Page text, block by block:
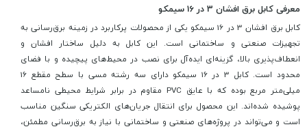
معرفی کابل برق افشان 3 در 16 سیمکو
کابل برق افشان 3 در 16 سیمکو یکی از محصولات پرکاربرد در زمینه برق‌رسانی به
تجهیزات صنعتی و ساختمانی است. این کابل به دلیل ساختار افشان و
انعطاف‌پذیری بالا، گزینه‌ای ایده‌آل برای نصب در محیط‌های پیچیده و با فضای
محدود است. کابل 3 در 16 سیمکو دارای سه رشته مسی با سطح مقطع 16
میلی‌متر مربع بوده که با عایق PVC مقاوم در برابر شرایط محیطی نامساعد
پوشیده شده‌اند. این محصول برای انتقال جریان‌های الکتریکی سنگین مناسب
است و می‌تواند در پروژه‌های صنعتی و ساختمانی با نیاز به برق‌رسانی مطمئن،